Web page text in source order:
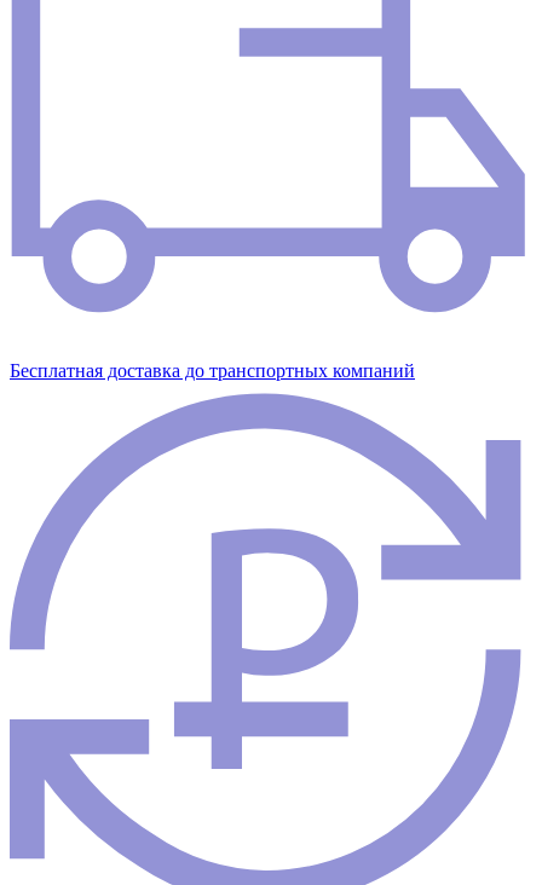
Бесплатная доставка до транспортных компаний